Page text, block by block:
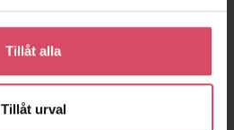
Tillåt alla
Tillåt urval